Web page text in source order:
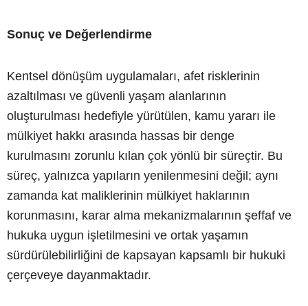
Sonuç ve Değerlendirme
Kentsel dönüşüm uygulamaları, afet risklerinin
azaltılması ve güvenli yaşam alanlarının
oluşturulması hedefiyle yürütülen, kamu yararı ile
mülkiyet hakkı arasında hassas bir denge
kurulmasını zorunlu kılan çok yönlü bir süreçtir. Bu
süreç, yalnızca yapıların yenilenmesini değil; aynı
zamanda kat maliklerinin mülkiyet haklarının
korunmasını, karar alma mekanizmalarının şeffaf ve
hukuka uygun işletilmesini ve ortak yaşamın
sürdürülebilirliğini de kapsayan kapsamlı bir hukuki
çerçeveye dayanmaktadır.